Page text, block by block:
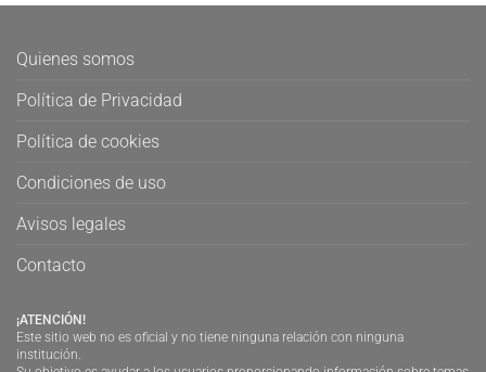
Quienes somos
Política de Privacidad
Política de cookies
Condiciones de uso
Avisos legales
Contacto
¡ATENCIÓN!
Este sitio web no es oficial y no tiene ninguna relación con ninguna
institución.